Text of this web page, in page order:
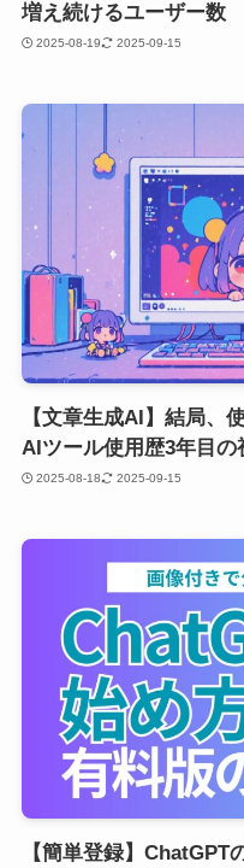
増え続けるユーザー数
2025-08-19 2025-09-15
【文章生成AI】結局、
AIツール使用歴3年目の
2025-08-18 2025-09-15
【簡単登録】